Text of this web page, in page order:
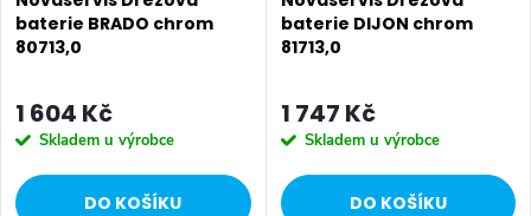
baterie BRADO chrom
80713,0
1 604 Kč
Skladem u výrobce
DO KOŠÍKU
baterie DIJON chrom
81713,0
1 747 Kč
Skladem u výrobce
DO KOŠÍKU